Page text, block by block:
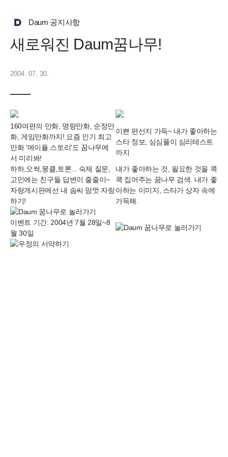
Daum 공지사항
새로워진 Daum꿈나무!
2004. 07. 30.
160여편의 만화, 명랑만화, 순정만
화, 게임만화까지! 요즘 인기 최고
만화 '메이플 스토리'도 꿈나무에
서 미리봐!
이쁜 편선지 가득~ 내가 좋아하는
스타 정보, 심심풀이 심리테스트
까지
하하,오싹,뭉클,토론... 숙제 질문,
고민에는 친구들 답변이 줄줄이~
자랑게시판에선 내 솜씨 맘껏 자랑
하기!
내가 좋아하는 것, 필요한 것을 콕
콕 집어주는 꿈나무 검색. 내가 좋
아하는 이미지, 스타가 상자 속에
가득해.
이벤트 기간: 2004년 7월 28일~8
월 30일